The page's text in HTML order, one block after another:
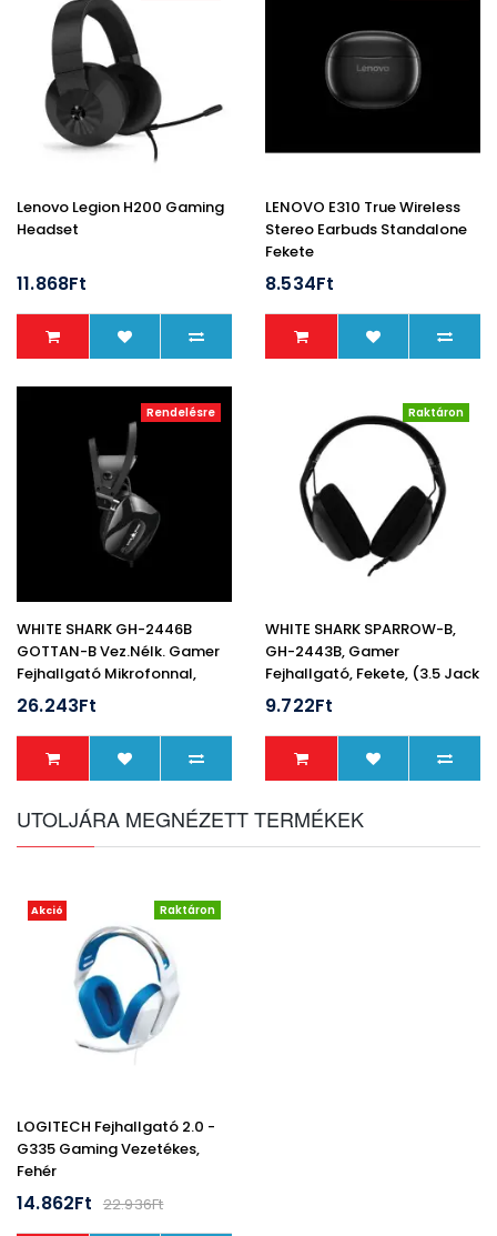
Lenovo Legion H200 Gaming
Headset
11.868Ft
LENOVO E310 True Wireless
Stereo Earbuds Standalone
Fekete
8.534Ft
Rendelésre
WHITE SHARK GH-2446B
GOTTAN-B Vez.nélk. Gamer
Fejhallgató Mikrofonnal,
Fekete
26.243Ft
Raktáron
WHITE SHARK SPARROW-B,
GH-2443B, Gamer
Fejhallgató, Fekete, (3.5 Jack
4 Pin.)
9.722Ft
UTOLJÁRA MEGNÉZETT TERMÉKEK
Akció Raktáron
LOGITECH Fejhallgató 2.0 -
G335 Gaming Vezetékes,
Fehér
14.862Ft 22.936Ft